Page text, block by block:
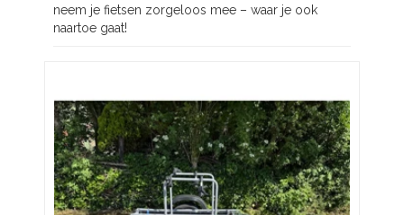
neem je fietsen zorgeloos mee – waar je ook
naartoe gaat!